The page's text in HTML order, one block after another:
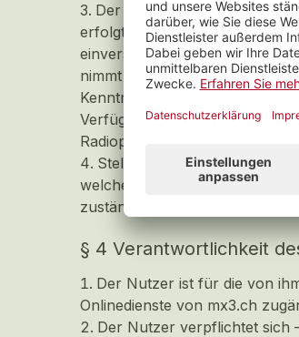
Der Nutzer erklärt sich
erfolgt keine Weitergabe der
einverstanden damit, dass
nimmt zudem in Kauf, dass
Kenntnis von diesen Daten zu
Verfügung stellt, nimmt weiter
Radioprogrammveranstalter
Stellt die SRG eine
welcher des Missbrauchs
zuständige Behörden über den
§ 4 Verantwortlichkeit
Der Nutzer ist für die von
Onlinedienste von mx3.ch
Der Nutzer verpflichtet sich